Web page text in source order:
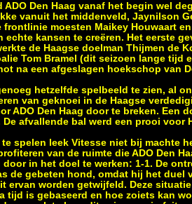
Den Haag vanaf het begin wel
vanuit het middenveld, Jaynilson
moesten Maikey Houwaart
echte kansen te creëren. Het eerste
de Haagse doelman Thijmen de
Tom Bramel (dit seizoen lange
na een afgeslagen hoekschop van
hetzelfde spelbeeld te zien, al
van geknoei in de Haagse
ADO Den Haag door te breken. Een
afvallende bal werd een prooi
spelen leek Vitesse niet bij machte
van de ruimte die ADO Den
in het doel te werken: 1-1. De
de gebeten hond, omdat hij het duel
ervan worden getwijfeld. Deze
tijd is gebaseerd en hoe zoiets kan